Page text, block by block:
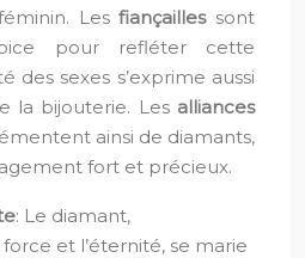
Lesfiançaillessont
pour refléter cette
des sexes s’exprime aussi
la bijouterie. Les alliances
ainsi de diamants,
fort et précieux.
: Le diamant,
et l’éternité, se marie